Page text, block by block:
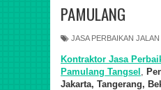
PAMULANG
JASA PERBAIKAN JALAN
Kontraktor Jasa
Pamulang Tangsel ,
Jakarta, Tangerang,